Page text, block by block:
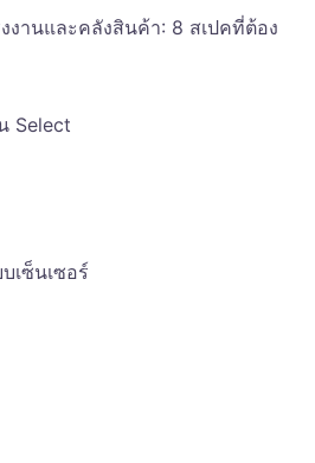
งานและคลังสินค้า: 8 สเปคที่ต้อง
Select
เซ็นเซอร์